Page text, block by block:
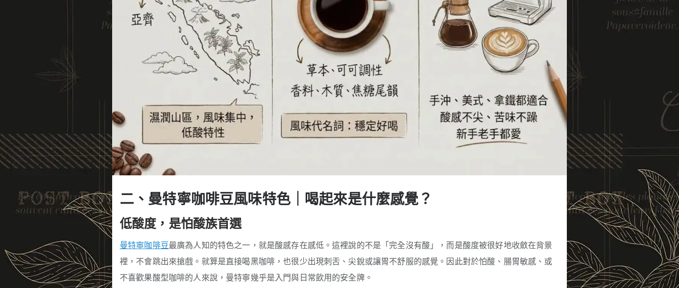
二、曼特寧咖啡豆風味特色｜喝起來是什麼感覺？
低酸度，是怕酸族首選
曼特寧咖啡豆最廣為人知的特色之一，就是酸感存在感低。這裡說的不是「完全沒有酸」，而是酸度被很好地收斂在背景
裡，不會跳出來搶戲。就算是直接喝黑咖啡，也很少出現刺舌、尖銳或讓胃不舒服的感覺。因此對於怕酸、腸胃敏感、或
不喜歡果酸型咖啡的人來說，曼特寧幾乎是入門與日常飲用的安全牌。